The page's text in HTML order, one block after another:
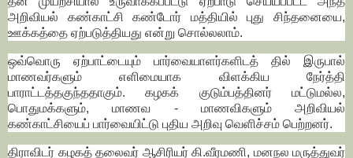
அறிவியல் கண்காட்சி கண்டோர் மத்தியில் புது சிந்தனையை,
ஊக்கத்தை ஏற்படுத்தியது என்று சொல்லலாம்.
ஒவ்வொரு ஏற்பாட்டையும் பார்வையாளர்களிடத் தில் இருபால்
மாணவர்களும் எளிமையாக விளக்கிய நேர்த்தி
பாராட்டத்தகுந்ததாகும். கழகக் குடும்பத்தினர் மட்டுமல்ல,
பொதுமக்களும், மாணவ - மாணவிகளும் அறிவியல்
கண்காட்சியைப் பார்வையிட்டு புதிய அறிவு வெளிச்சம் பெற்றனர்.
திராவிடர் கழகத் தலைவர் ஆசிரியர் கி.வீரமணி, மனநல மருத்துவர்